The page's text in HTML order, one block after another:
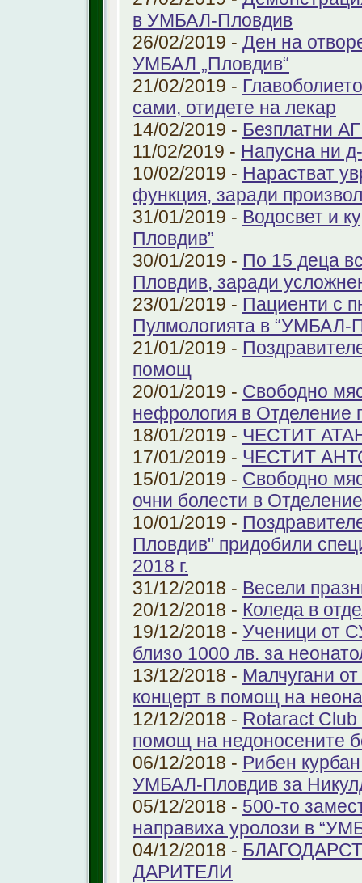
в УМБАЛ-Пловдив
26/02/2019 - Ден на
УМБАЛ „Пловдив“
21/02/2019 -
сами, отидете на лекар
14/02/2019 - Безплатни
11/02/2019 - Напусна ни
10/02/2019 - Нарастват
функция, заради
31/01/2019 - Водосвет и
Пловдив”
30/01/2019 - По 15 деца
Пловдив, заради
23/01/2019 - Пациенти с
Пулмологията в “УМБАЛ-
21/01/2019 -
помощ
20/01/2019 - Свободно
нефрология в Отделение
18/01/2019 - ЧЕСТИТ
17/01/2019 - ЧЕСТИТ
15/01/2019 - Свободно
очни болести в
10/01/2019 -
Пловдив" придобили
2018 г.
31/12/2018 - Весели
20/12/2018 - Коледа в
19/12/2018 - Ученици от
близо 1000 лв. за
13/12/2018 - Малчугани
концерт в помощ на
12/12/2018 - Rotaract Club
помощ на недоносените
06/12/2018 - Рибен
УМБАЛ-Пловдив за
05/12/2018 - 500-то
направиха уролози в
04/12/2018 -
ДАРИТЕЛИ